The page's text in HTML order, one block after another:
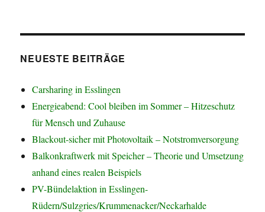
NEUESTE BEITRÄGE
Carsharing in Esslingen
Energieabend: Cool bleiben im Sommer – Hitzeschutz
für Mensch und Zuhause
Blackout-sicher mit Photovoltaik – Notstromversorgung
Balkonkraftwerk mit Speicher – Theorie und Umsetzung
anhand eines realen Beispiels
PV-Bündelaktion in Esslingen-
Rüdern/Sulzgries/Krummenacker/Neckarhalde